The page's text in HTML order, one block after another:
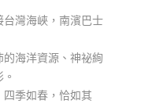
灣海峽，南濱巴士
海洋資源、神祕絢
季如春，恰如其